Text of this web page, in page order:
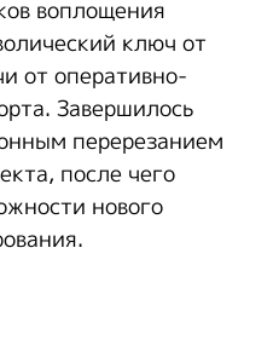
воплощения
ключ от
от оперативно-
Завершилось
перерезанием
после чего
нового